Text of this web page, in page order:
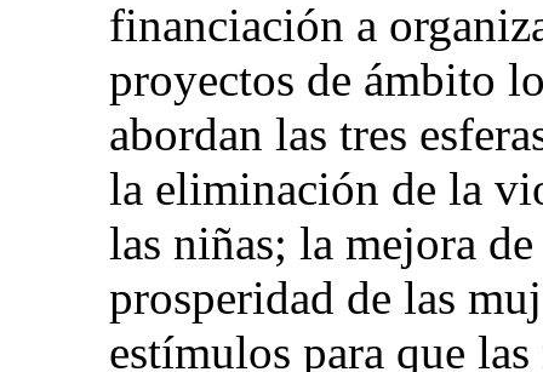
financiación a
proyectos de ámbito
abordan las tres
la eliminación de la
las niñas; la mejora
prosperidad de las
estímulos para que